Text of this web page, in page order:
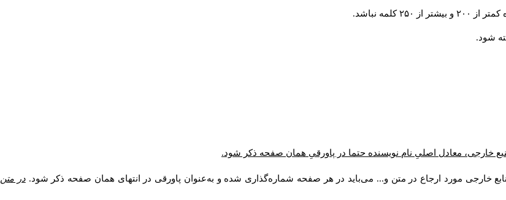
نباشد.
خارجی، معادل اصلیِ نام نویسنده حتما در پاورقیِ همان صفحه ذکر شود.
خارجی مورد ارجاع در متن و... می‌باید در هر صفحه شماره‌گذاری شده و به‌عنوان پاورقی در انتهای همان صفحه ذکر شود. در متن